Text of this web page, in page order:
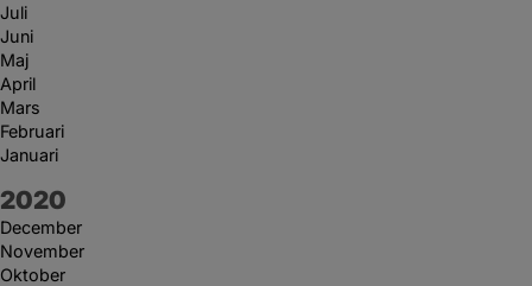
Juli
Juni
Maj
April
Mars
Februari
Januari
År:
2020
December
November
Oktober